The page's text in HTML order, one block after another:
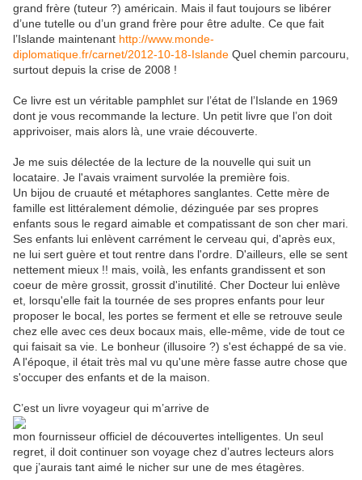
grand frère (tuteur ?) américain. Mais il faut toujours se libérer
d’une tutelle ou d’un grand frère pour être adulte. Ce que fait
l’Islande maintenant http://www.monde-
diplomatique.fr/carnet/2012-10-18-Islande Quel chemin parcouru,
surtout depuis la crise de 2008 !
Ce livre est un véritable pamphlet sur l’état de l’Islande en 1969
dont je vous recommande la lecture. Un petit livre que l’on doit
apprivoiser, mais alors là, une vraie découverte.
Je me suis délectée de la lecture de la nouvelle qui suit un
locataire. Je l'avais vraiment survolée la première fois.
Un bijou de cruauté et métaphores sanglantes. Cette mère de
famille est littéralement démolie, dézinguée par ses propres
enfants sous le regard aimable et compatissant de son cher mari.
Ses enfants lui enlèvent carrément le cerveau qui, d'après eux,
ne lui sert guère et tout rentre dans l'ordre. D'ailleurs, elle se sent
nettement mieux !! mais, voilà, les enfants grandissent et son
coeur de mère grossit, grossit d'inutilité. Cher Docteur lui enlève
et, lorsqu'elle fait la tournée de ses propres enfants pour leur
proposer le bocal, les portes se ferment et elle se retrouve seule
chez elle avec ces deux bocaux mais, elle-même, vide de tout ce
qui faisait sa vie. Le bonheur (illusoire ?) s'est échappé de sa vie.
A l'époque, il était très mal vu qu'une mère fasse autre chose que
s'occuper des enfants et de la maison.
C’est un livre voyageur qui m’arrive de
mon fournisseur officiel de découvertes intelligentes. Un seul
regret, il doit continuer son voyage chez d’autres lecteurs alors
que j’aurais tant aimé le nicher sur une de mes étagères.